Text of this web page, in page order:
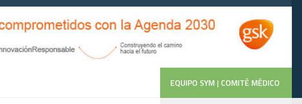
EQUIPO SYM | COMITÉ MÉDICO